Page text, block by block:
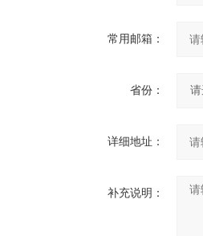
常用邮箱：
省份：
详细地址：
补充说明：